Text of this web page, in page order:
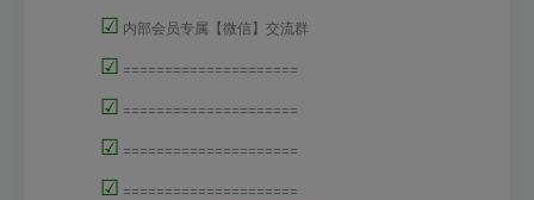
☑ 内部会员专属【微信】交流群
☑ =====================
☑ =====================
☑ =====================
☑ =====================